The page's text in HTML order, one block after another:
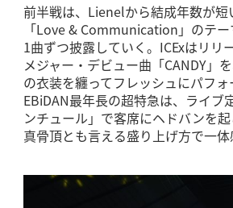
前半戦は、Lienelから結成年数が短
「Love & Communication」のテ
1曲ずつ披露していく。ICExはリリ
メジャー・デビュー曲「CANDY」
の衣装を纏ってフレッシュにパフォ
EBiDAN最年長の超特急は、ライブ
ンチュール」で客席にヘドバンを
真骨頂とも言える盛り上げ方で一体